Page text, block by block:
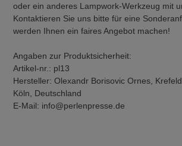
oder ein anderes Lampwork-Werkzeug mit
Kontaktieren Sie uns bitte für eine
werden Ihnen ein faires Angebot machen!
Angaben zur Produktsicherheit:
Artikel-nr.: pl13
Hersteller: Olexandr Borisovic Ornes,
Köln, Deutschland
E-Mail: info@perlenpresse.de